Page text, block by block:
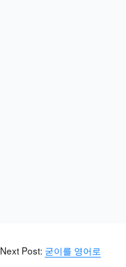
Next Post: 굳이를 영어로